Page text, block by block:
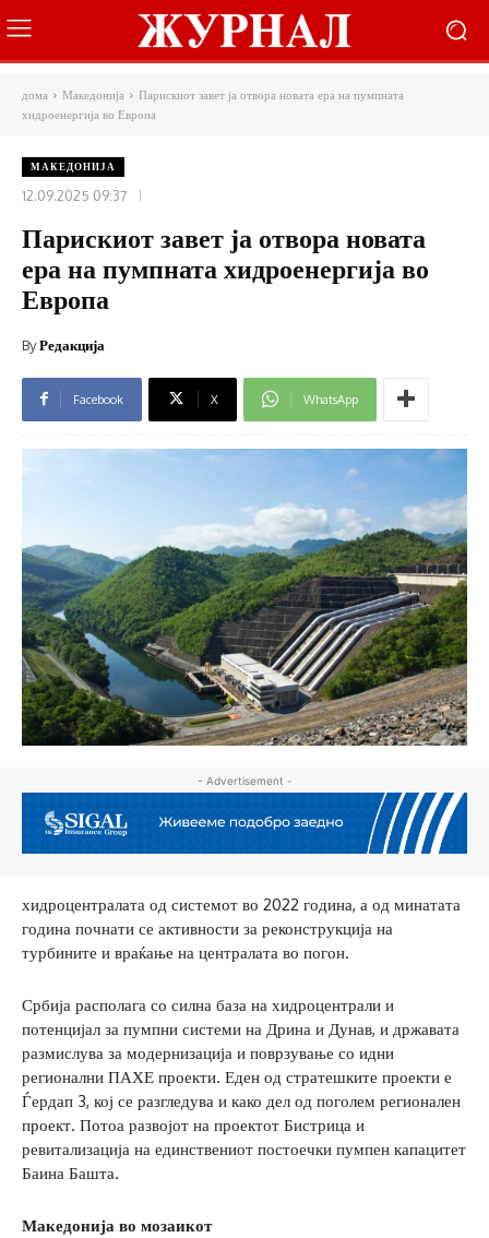
дома Македонија
Парискиот завет ја отвора новата ера на пумпната
хидроенергија во Европа
МАКЕДОНИЈА
12.09.2025 09:37
Парискиот завет ја отвора новата
ера на пумпната хидроенергија во
Европа
ByРедакција
Facebook X WhatsApp
- Advertisement -
хидроцентралата од системот во 2022 година, а од минатата
година почнати се активности за реконструкција на
турбините и враќање на централата во погон.
Србија располага со силна база на хидроцентрали и
потенцијал за пумпни системи на Дрина и Дунав, и државата
размислува за модернизација и поврзување со идни
регионални ПАХЕ проекти. Еден од стратешките проекти е
Ѓердап 3, кој се разгледува и како дел од поголем регионален
проект. Потоа развојот на проектот Бистрица и
ревитализација на единствениот постоечки пумпен капацитет
Баина Башта.
Македонија во мозаикот